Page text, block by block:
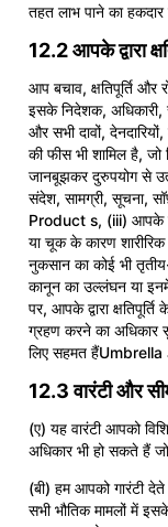
तहत लाभ पाने का
12.2 आपके द्वारा
आप बचाव, क्षतिपूर्ति
इसके निदेशक, अधिकारी,
और सभी दावों,
की फीस भी शामिल है, जो
जानबूझकर दुरुपयोग से
संदेश, सामग्री, सूचना,
Product s, (iii) आपके
या चूक के कारण शारीरिक
नुकसान का कोई भी
कानून का उल्लंघन या
पर, आपके द्वारा
ग्रहण करने का अधिकार
लिए सहमत हैंUmbrella
12.3 वारंटी और
(ए) यह वारंटी आपको
अधिकार भी हो सकते हैं
(बी) हम आपको गारंटी
सभी भौतिक मामलों में